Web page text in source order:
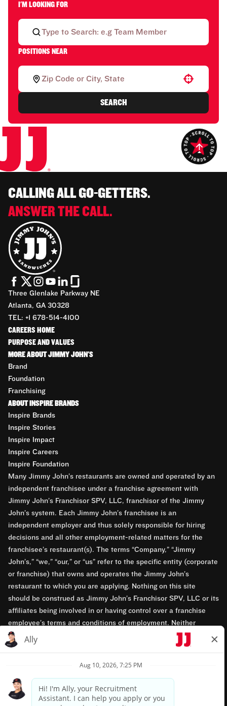
I'M LOOKING FOR
POSITIONS NEAR
Use your location
SEARCH
CALLING ALL GO-GETTERS.
ANSWER THE CALL.
Three Glenlake Parkway NE
Atlanta, GA 30328
TEL: +1 678-514-4100
CAREERS HOME
PURPOSE AND VALUES
MORE ABOUT JIMMY JOHN'S
Brand
Foundation
Franchising
ABOUT INSPIRE BRANDS
Inspire Brands
Inspire Stories
Inspire Impact
Inspire Careers
Inspire Foundation
Many Jimmy John’s restaurants are owned and operated by an
independent franchisee under a franchise agreement with
Jimmy John’s Franchisor SPV, LLC, franchisor of the Jimmy
John’s system. Each Jimmy John’s franchisee is an
independent employer and thus solely responsible for hiring
decisions and all other employment-related matters for the
franchisee’s restaurant(s). The terms “Company,” “Jimmy
John’s,” “we,” “our,” or “us” refer to the specific entity (corporate
or franchise) that owns and operates the Jimmy John’s
restaurant to which you are applying. Nothing on this site
should be construed as Jimmy John’s Franchisor SPV, LLC or its
affiliates being involved in or having control over a franchise
employee’s terms and conditions of employment. Neither
Jimmy John’s Franchisor SPV, LLC nor its affiliates have access
to franchisees’ employment records. Any employment-related
opportunity employers.
Privacy Policy